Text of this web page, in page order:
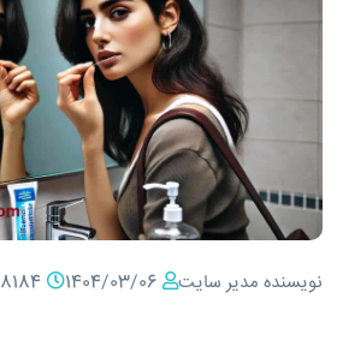
نویسنده مدیر سایت 1404/03/06
8184